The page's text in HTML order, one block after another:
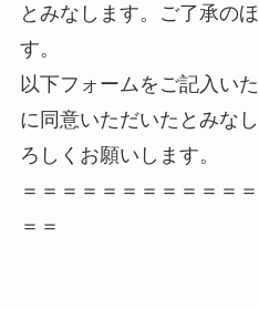
とみなします。ご了承の
す。
以下フォームをご記入い
に同意いただいたとみな
ろしくお願いします。
＝＝＝＝＝＝＝＝＝＝＝
＝＝